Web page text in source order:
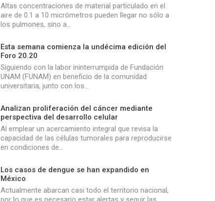
Altas concentraciones de material particulado en el
aire de 0.1 a 10 micrómetros pueden llegar no sólo a
los pulmones, sino a…
Esta semana comienza la undécima edición del
Foro 20.20
Siguiendo con la labor ininterrumpida de Fundación
UNAM (FUNAM) en beneficio de la comunidad
universitaria, junto con los…
Analizan proliferación del cáncer mediante
perspectiva del desarrollo celular
Al emplear un acercamiento integral que revisa la
capacidad de las células tumorales para reproducirse
en condiciones de…
Los casos de dengue se han expandido en
México
Actualmente abarcan casi todo el territorio nacional,